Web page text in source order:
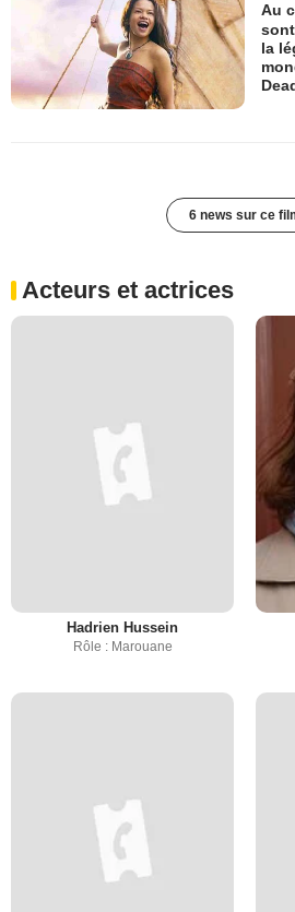
Au
la
6 news sur ce
Acteurs et actrices
Hadrien Hussein
Rôle : Marouane